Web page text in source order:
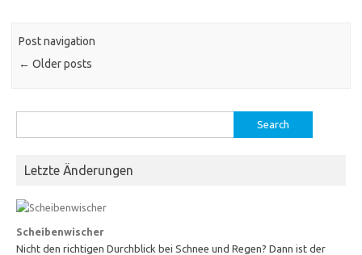
Post navigation
← Older posts
for:
Letzte Änderungen
Scheibenwischer
Nicht den richtigen Durchblick bei Schnee und Regen? Dann ist der